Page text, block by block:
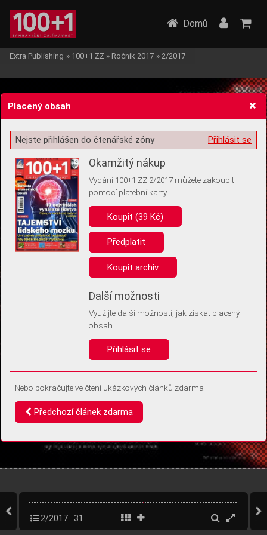
Žádost o souhlas s ukládáním volitelných informací
Pro základní fungování webu nepotřebujeme ukládat žádné informace
(tzv. cookies apod.). Rádi bychom vás ale požádali o souhlas s
uložením volitelných informací:
Anonymní unikátní ID
Díky němu příště poznáme, že se jedná o stejné zařízení, a
Identifikátor je zcela anonymní.
Vaše souhlasy a odmítnutí si ukládáme do vašeho zařízení, abychom se
vás už příště znovu neptali. Můžete je kdykoli později upravit ve Správě
Domů
Extra Publishing » 100+1 ZZ » Ročník 2017 » 2/2017
2/2017 31
Placený obsah
Přihlásit se
Nejste přihlášen do čtenářské zóny
Okamžitý nákup
Vydání 100+1 ZZ 2/2017 můžete zakoupit
pomocí platební karty
Koupit (39 Kč)
Předplatit
Koupit archiv
Další možnosti
Využijte další možnosti, jak získat placený
obsah
Přihlásit se
Nebo pokračujte ve čtení ukázkových článků zdarma
Předchozí článek zdarma